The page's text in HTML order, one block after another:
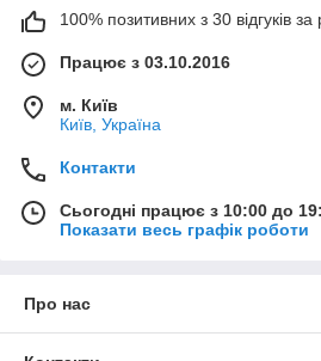
100% позитивних з 30 відгуків за
Працює з 03.10.2016
м. Київ
Київ, Україна
Контакти
Сьогодні працює з 10:00 до
Показати весь графік роботи
Про нас